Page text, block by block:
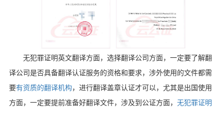
无犯罪证明英文翻译方面，选择翻译公司方面，一定要了解翻
译公司是否具备翻译认证服务的资格和要求，涉外使用的文件都需
要有资质的翻译机构，进行翻译盖章认证才可以，尤其是出国使用
方面，一定要提前准备好翻译文件，涉及到公证方面， 无犯罪证明